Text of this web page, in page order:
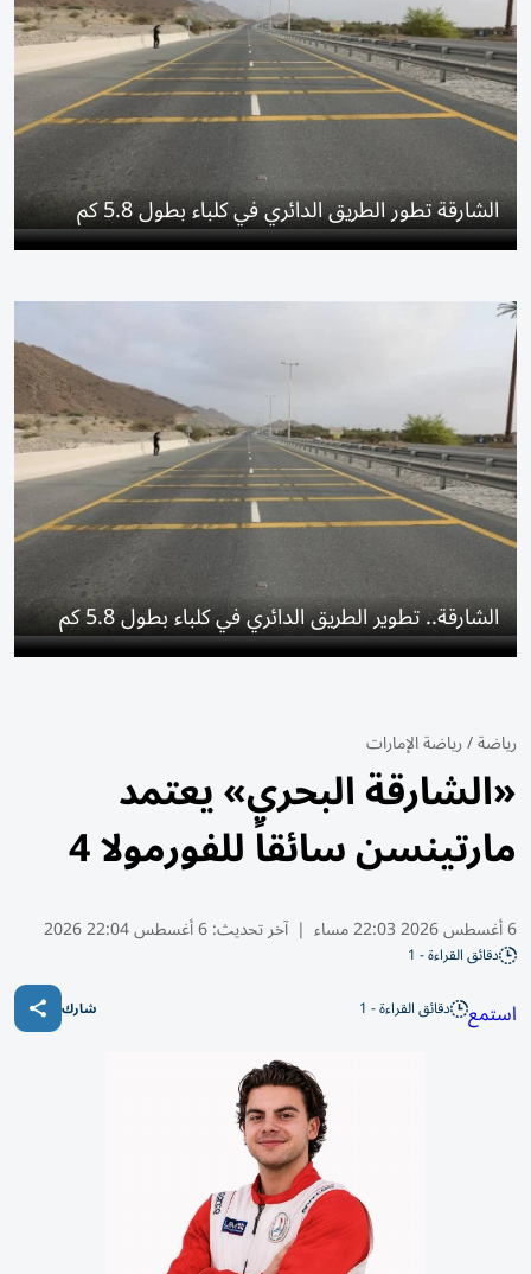
الشارقة تطور الطريق الدائري في كلباء بطول 5.8 كم
الشارقة.. تطوير الطريق الدائري في كلباء بطول 5.8 كم
رياضة/رياضة الإمارات
«الشارقة البحري» يعتمد
مارتينسن سائقاً للفورمولا 4
6 أغسطس 2026 22:03 مساء | آخر تحديث:6 أغسطس 22:04 2026
دقائق القراءة - 1
استمع دقائق القراءة - 1 شارك